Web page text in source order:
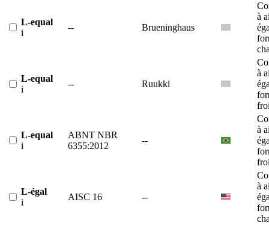
L-equal
i
-- Brueninghaus
à
L-equal
i
-- Ruukki
à
L-equal
i
ABNT NBR
6355:2012
--
à
L-égal
i
AISC 16 --
à